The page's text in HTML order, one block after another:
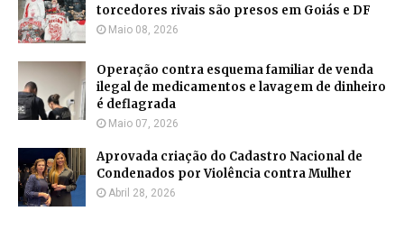
torcedores rivais são presos em Goiás e DF
Maio 08, 2026
Operação contra esquema familiar de venda
ilegal de medicamentos e lavagem de dinheiro
é deflagrada
Maio 07, 2026
Aprovada criação do Cadastro Nacional de
Condenados por Violência contra Mulher
Abril 28, 2026